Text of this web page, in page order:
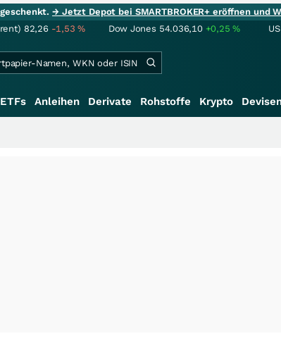
→ Jetzt Depot bei SMARTBROKER+ eröffnen und
82,26 -1,53% Dow Jones 54.036,10 +0,25%
ETFs Anleihen Derivate Rohstoffe Krypto